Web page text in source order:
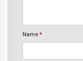
Name *